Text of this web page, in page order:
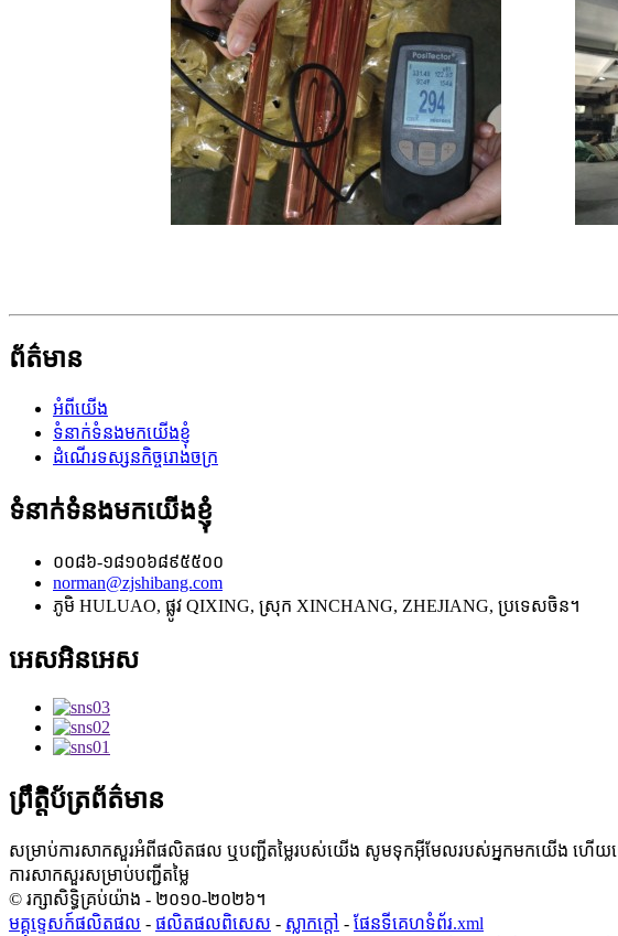
ព័ត៌មាន
អំពីយើង
ទំនាក់ទំនងមកយើងខ្ញុំ
ដំណើរទស្សនកិច្ចរោងចក្រ
ទំនាក់ទំនងមកយើងខ្ញុំ
០០៨៦-១៨១០៦៨៩៥៥០០
norman@zjshibang.com
ភូមិ HULUAO, ផ្លូវ QIXING, ស្រុក XINCHANG, ZHEJIANG, ប្រទេសចិន។
អេសអិនអេស
ព្រឹត្តិប័ត្រព័ត៌មាន
សម្រាប់ការសាកសួរអំពីផលិតផល ឬបញ្ជីតម្លៃរបស់យើង សូមទុកអ៊ីមែលរបស់អ្នកមកយើង ហើយយ
ការសាកសួរសម្រាប់បញ្ជីតម្លៃ
© រក្សាសិទ្ធិគ្រប់យ៉ាង - ២០១០-២០២៦។
មគ្គុទ្ទេសក៍ផលិតផល - ផលិតផលពិសេស - ស្លាក​ក្តៅ - ផែនទីគេហទំព័រ.xml